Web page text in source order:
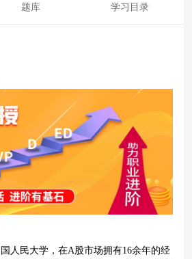
题库 学习目录
人民大学，在A股市场拥有16余年的经